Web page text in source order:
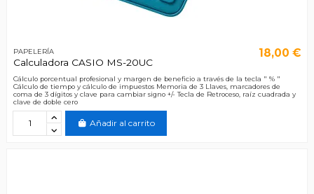
PAPELERÍA
Calculadora CASIO MS-20UC
18,00 €
Cálculo porcentual profesional y margen de beneficio a través de la tecla " % "
Cálculo de tiempo y cálculo de impuestos Memoria de 3 Llaves, marcadores de
coma de 3 dígitos y clave para cambiar signo +/- Tecla de Retroceso, raíz cuadrada y
clave de doble cero
Añadir al carrito